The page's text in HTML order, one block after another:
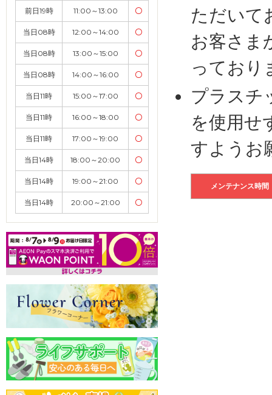
前日19時 11:00～13:00 〇
当日08時 12:00～14:00 〇
当日08時 13:00～15:00 〇
当日08時 14:00～16:00 〇
当日11時 15:00～17:00 〇
当日11時 16:00～18:00 〇
当日11時 17:00～19:00 〇
当日14時 18:00～20:00 〇
当日14時 19:00～21:00 〇
当日14時 20:00～21:00 〇
ただいて
お客さま
っており
プラスチ
を使用せ
すようお
メンテナンス時間